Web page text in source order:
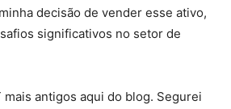
decisão de vender esse ativo,
significativos no setor de
mais antigos aqui do blog. Segurei